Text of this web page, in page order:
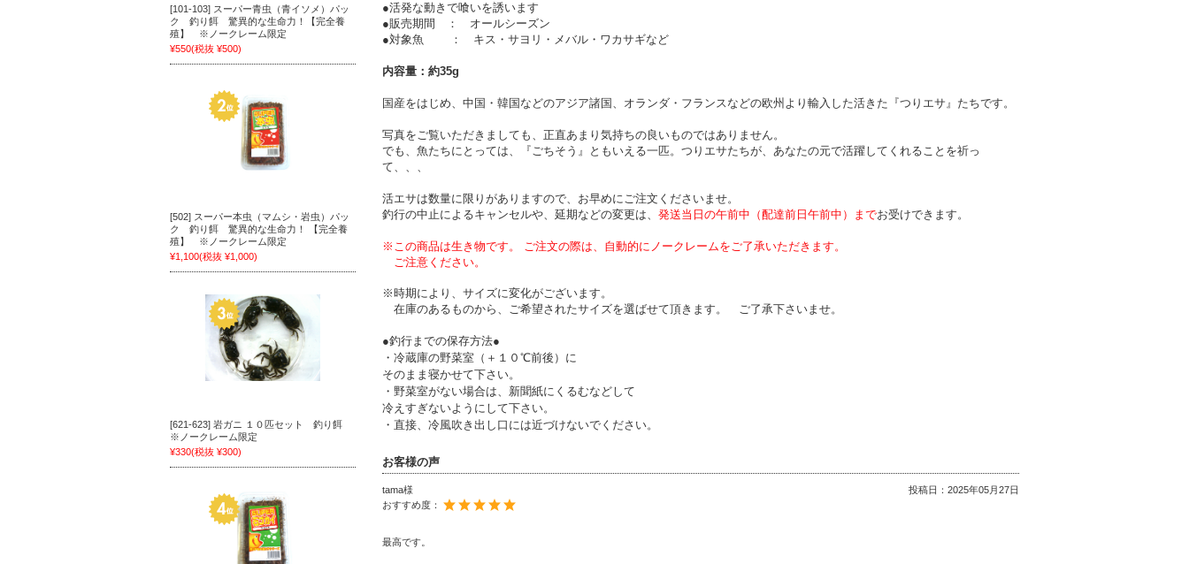
●活発な動きで喰いを誘います
●販売期間 ： オールシーズン
●対象魚 ： キス・サヨリ・メバル・ワカサギなど
内容量：約35g
国産をはじめ、中国・韓国などのアジア諸国、オランダ・フランスなどの欧州より輸入した活きた『つりエサ』たちです。
写真をご覧いただきましても、正直あまり気持ちの良いものではありません。
でも、 魚たちにとっては、『ごちそう』ともいえる一匹。つりエサたちが、あなたの元で活躍してくれることを祈っ
て、、、
活エサは数量に限りがありますので、お早めにご注文くださいませ。
釣行の中止によるキャンセルや、延期などの変更は、 発送当日の午前中（配達前日午前中）までお受けできます。
※この商品は生き物です。 ご注文の際は、自動的にノークレームをご了承いただきます。
ご注意ください。
※時期により、サイズに変化がございます。
在庫のあるものから、ご希望されたサイズを選ばせて頂きます。 ご了承下さいませ。
●釣行までの保存方法●
・冷蔵庫の野菜室（＋１０℃前後）に
そのまま寝かせて下さい。
・野菜室がない場合は、新聞紙にくるむなどして
冷えすぎないようにして下さい。
・直接、冷風吹き出し口には近づけないでください。
お客様の声
tama様 投稿日： 2025年05月27日
おすすめ度：
最高です。
[101-103] スーパー青虫（青イソメ）パッ
ク 釣り餌 驚異的な生命力！【完全養
殖】 ※ノークレーム限定
¥550(税抜 ¥500)
[502] スーパー本虫（マムシ・岩虫）パッ
ク 釣り餌 驚異的な生命力！ 【完全養
殖】 ※ノークレーム限定
¥1,100(税抜 ¥1,000)
[621-623] 岩ガニ １０匹セット 釣り餌
※ノークレーム限定
¥330(税抜 ¥300)